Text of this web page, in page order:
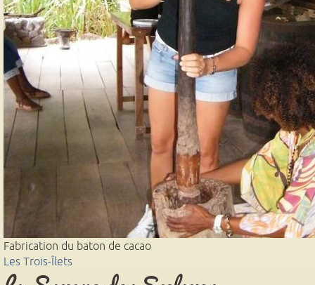
Fabrication du baton de cacao
Précédent
Suivant
Les Trois-Îlets